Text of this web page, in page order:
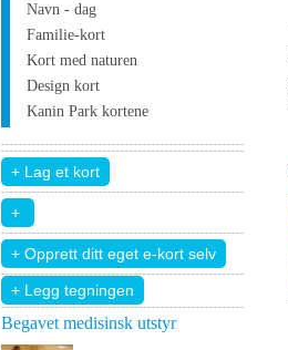
Navn - dag
Familie-kort
Kort med naturen
Design kort
Kanin Park kortene
+ Legg tegningen
Begavet medisinsk utstyr